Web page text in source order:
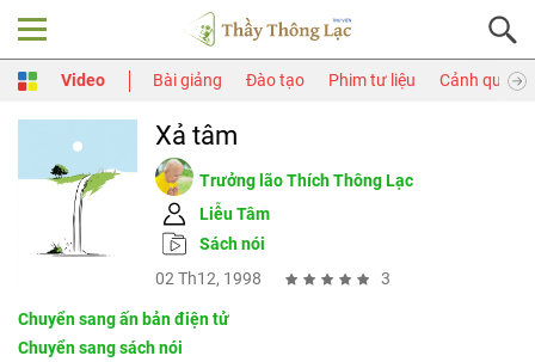
Video Bài giảng Đào tạo Phim tư liệu Cảnh quay
Xả tâm
Trưởng lão Thích Thông Lạc
Liễu Tâm
Sách nói
02 Th12, 1998
3
Chuyển sang ấn bản điện tử
Chuyển sang sách nói